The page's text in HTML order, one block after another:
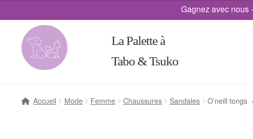
Gagnez avec nous -
La Palette à
Tabo & Tsuko
Accueil Mode Femme Chaussures Sandales O’neill tongs